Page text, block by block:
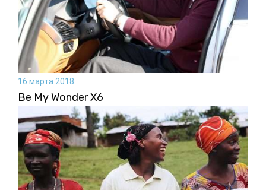
16 марта 2018
Be My Wonder X6